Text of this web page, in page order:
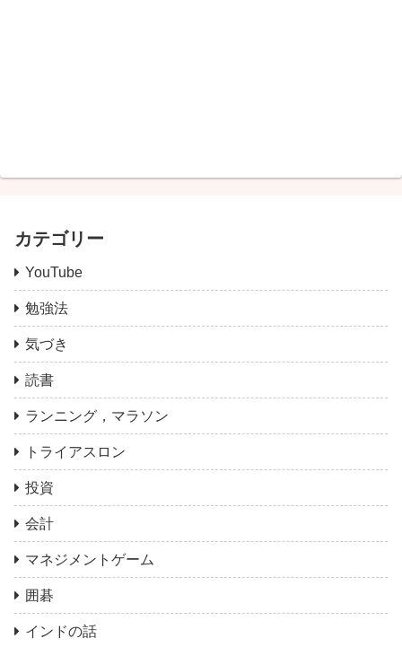
カテゴリー
YouTube
勉強法
気づき
読書
ランニング，マラソン
トライアスロン
投資
会計
マネジメントゲーム
囲碁
インドの話